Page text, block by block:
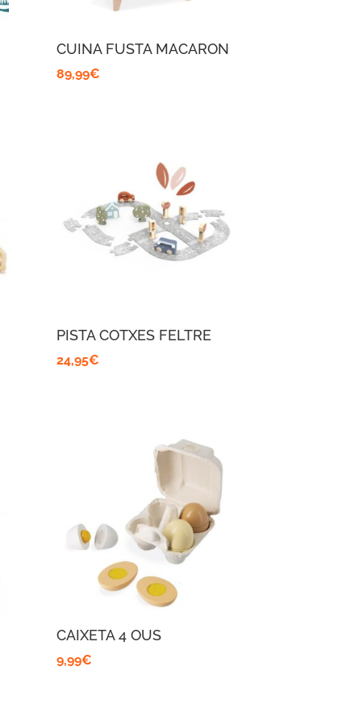
CUINA FUSTA MACARON
89,99€
PISTA COTXES FELTRE
24,95€
CAIXETA 4 OUS
9,99€